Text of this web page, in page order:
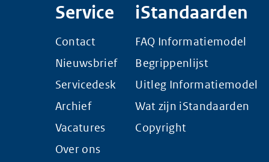
Service
Contact
Nieuwsbrief
Servicedesk
Archief
Vacatures
Over ons
iStandaarden
FAQ Informatiemodel
Begrippenlijst
Uitleg Informatiemodel
Wat zijn iStandaarden
Copyright